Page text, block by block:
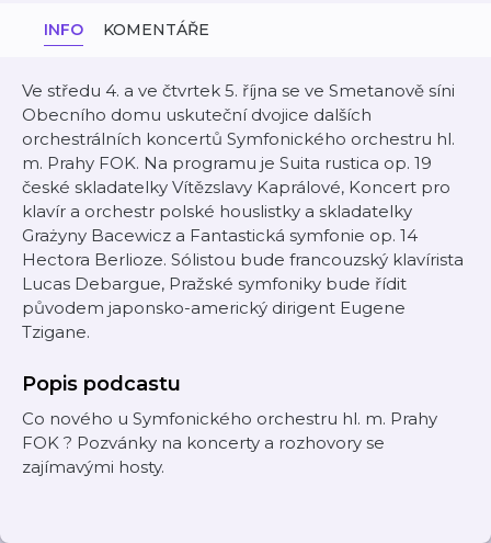
INFO KOMENTÁŘE
Ve středu 4. a ve čtvrtek 5. října se ve Smetanově síni
Obecního domu uskuteční dvojice dalších
orchestrálních koncertů Symfonického orchestru hl.
m. Prahy FOK. Na programu je Suita rustica op. 19
české skladatelky Vítězslavy Kaprálové, Koncert pro
klavír a orchestr polské houslistky a skladatelky
Grażyny Bacewicz a Fantastická symfonie op. 14
Hectora Berlioze. Sólistou bude francouzský klavírista
Lucas Debargue, Pražské symfoniky bude řídit
původem japonsko-americký dirigent Eugene
Tzigane.
Popis podcastu
Co nového u Symfonického orchestru hl. m. Prahy
FOK ? Pozvánky na koncerty a rozhovory se
zajímavými hosty.